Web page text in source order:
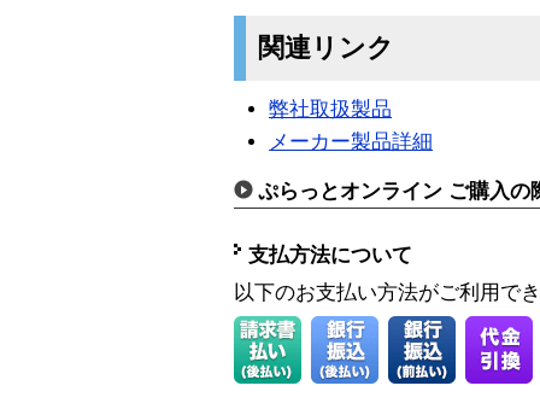
関連リンク
弊社取扱製品
メーカー製品詳細
ぷらっとオンライン ご購入の
支払方法について
以下のお支払い方法がご利用で